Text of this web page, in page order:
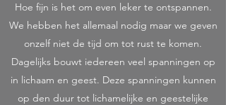
Hoe fijn is het om even leker te ontspannen.
We hebben het allemaal nodig maar we geven
onzelf niet de tijd om tot rust te komen.
Dagelijks bouwt iedereen veel spanningen op
in lichaam en geest. Deze spanningen kunnen
op den duur tot lichamelijke en geestelijke